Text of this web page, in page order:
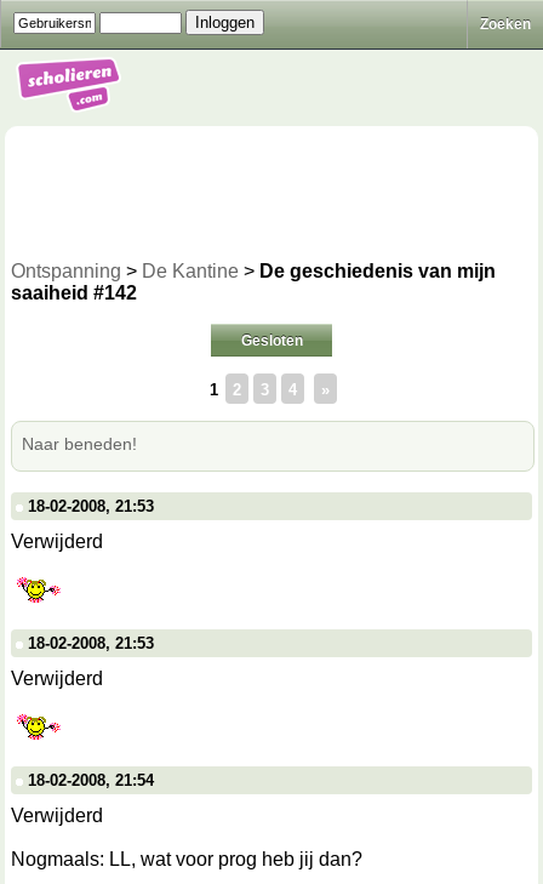
Zoeken
Ontspanning > De Kantine > De geschiedenis van mijn
saaiheid #142
Gesloten
1 2 3 4 »
Naar beneden!
18-02-2008, 21:53
Verwijderd
18-02-2008, 21:53
Verwijderd
18-02-2008, 21:54
Verwijderd
Nogmaals: LL, wat voor prog heb jij dan?